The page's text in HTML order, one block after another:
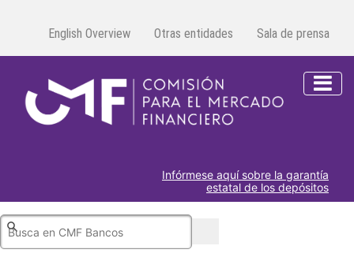
English Overview Otras entidades Sala de prensa
Infórmese aquí sobre la garantía
estatal de los depósitos